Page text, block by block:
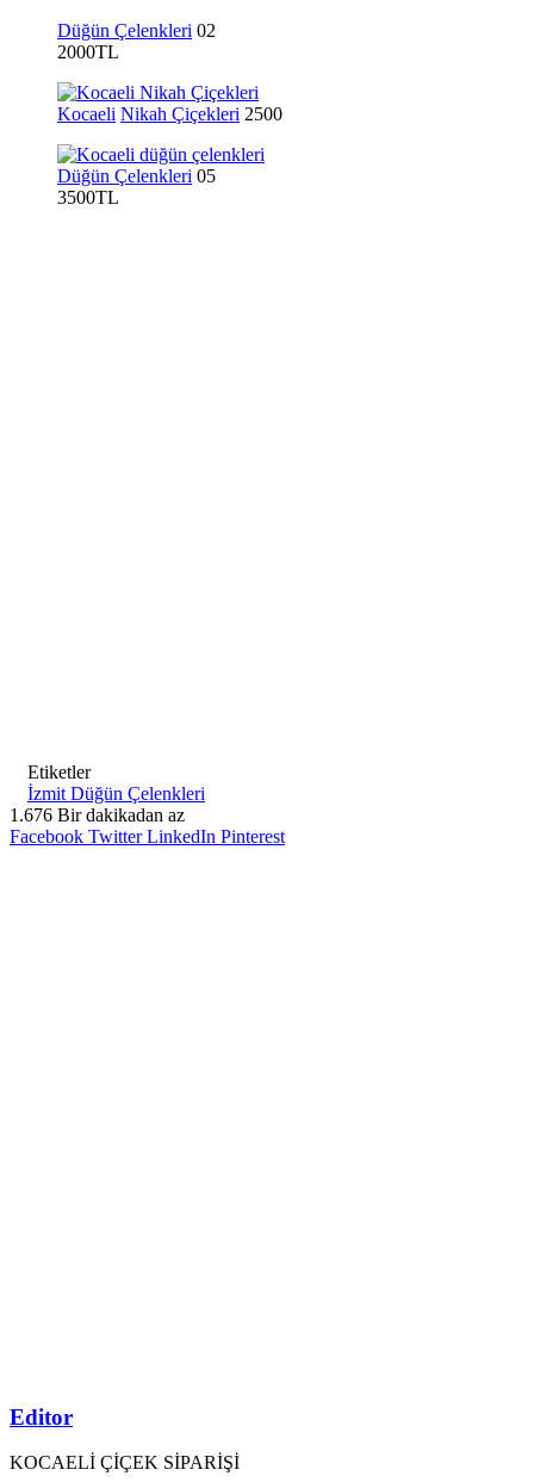
Düğün Çelenkleri 02
2000TL
Kocaeli Nikah Çiçekleri 2500
Düğün Çelenkleri 05
3500TL
Etiketler
İzmit Düğün Çelenkleri
1.676 Bir dakikadan az
Facebook Twitter LinkedIn Pinterest
Editor
KOCAELİ ÇİÇEK SİPARİŞİ